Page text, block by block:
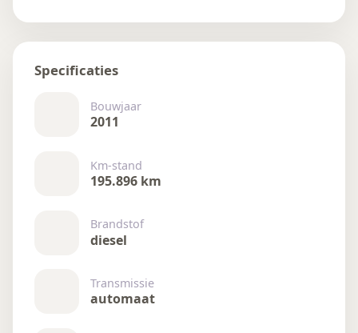
Specificaties
Bouwjaar
2011
Km-stand
195.896 km
Brandstof
diesel
Transmissie
automaat